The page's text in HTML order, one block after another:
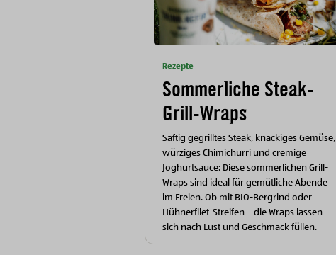
Rezepte
Sommerliche Steak-
Grill-Wraps
Saftig gegrilltes Steak, knackiges Gemüse,
würziges Chimichurri und cremige
Joghurtsauce: Diese sommerlichen Grill-
Wraps sind ideal für gemütliche Abende
im Freien. Ob mit BIO-Bergrind oder
Hühnerfilet-Streifen – die Wraps lassen
sich nach Lust und Geschmack füllen.